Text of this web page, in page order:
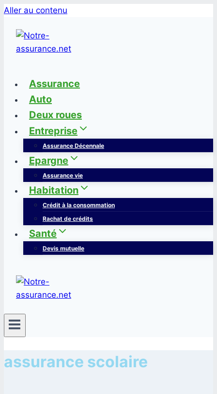
Aller au contenu
Assurance
Auto
Deux roues
Entreprise
Assurance Décennale
Epargne
Assurance vie
Habitation
Crédit à la consommation
Rachat de crédits
Santé
Devis mutuelle
assurance scolaire